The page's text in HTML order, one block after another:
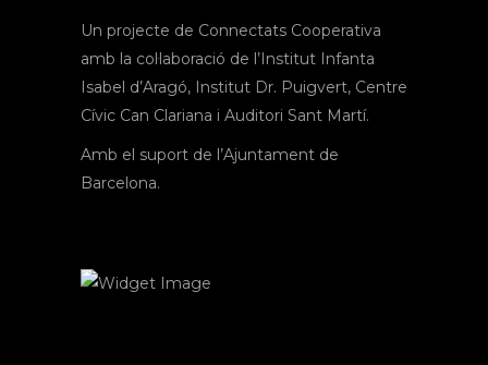
Un projecte de Connectats Cooperativa
amb la col·laboració de l’Institut Infanta
Isabel d’Aragó, Institut Dr. Puigvert, Centre
Cívic Can Clariana i Auditori Sant Martí.
Amb el suport de l’Ajuntament de
Barcelona.